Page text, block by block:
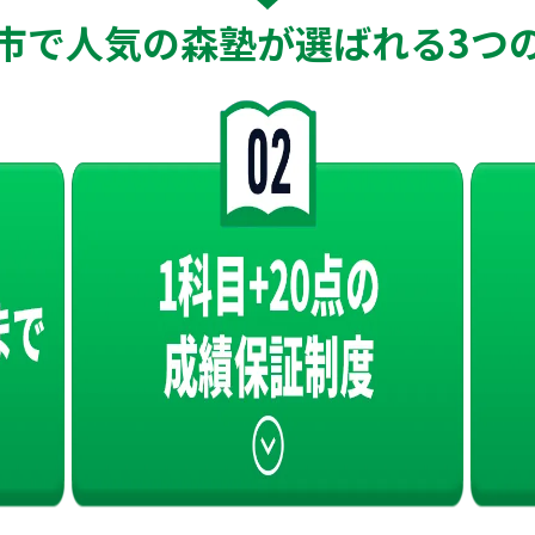
で人気の森塾が選ばれる3つ